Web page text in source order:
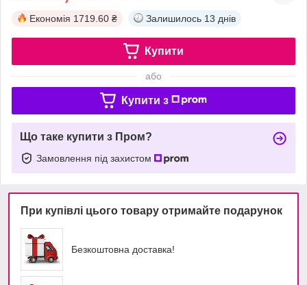
Економія 1719.60 ₴ Залишилось 13 днів
Купити
або
Купити з
Що таке купити з Пром?
Замовлення під захистом
При купівлі цього товару отримайте подарунок
Безкоштовна доставка!